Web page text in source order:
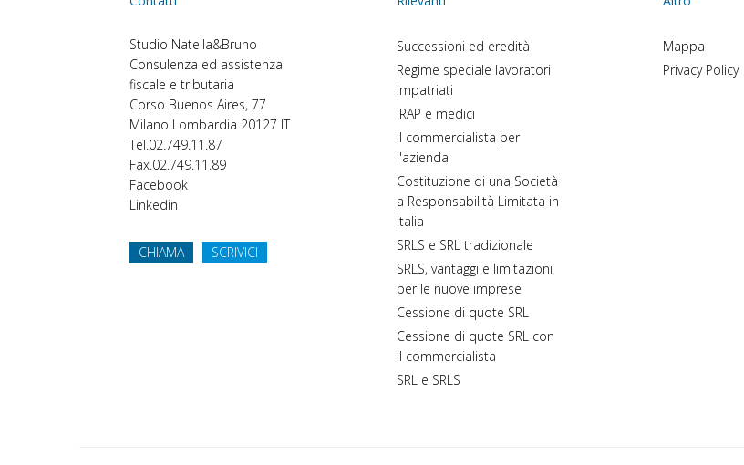
Studio Natella&Bruno
Consulenza ed assistenza
fiscale e tributaria
Corso Buenos Aires, 77
Milano Lombardia 20127 IT
Tel.02.749.11.87
Fax.02.749.11.89
Facebook
Linkedin
CHIAMA SCRIVICI
Successioni ed eredità
Regime speciale lavoratori
impatriati
IRAP e medici
Il commercialista per
l'azienda
Costituzione di una Società
a Responsabilità Limitata in
Italia
SRLS e SRL tradizionale
SRLS, vantaggi e limitazioni
per le nuove imprese
Cessione di quote SRL
Cessione di quote SRL con
il commercialista
SRL e SRLS
Mappa
Privacy Policy